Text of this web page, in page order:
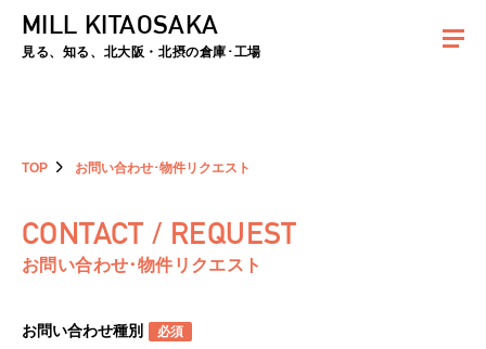
夏季休暇のお知らせ：2026年8月8日(土)～8月16日(日)まで休業とさせていた
MILL KITAOSAKA
見る、知る、北大阪・北摂の倉庫･工場
TOP お問い合わせ･物件リクエスト
CONTACT / REQUEST
お問い合わせ･物件リクエスト
お問い合わせ種別 必須